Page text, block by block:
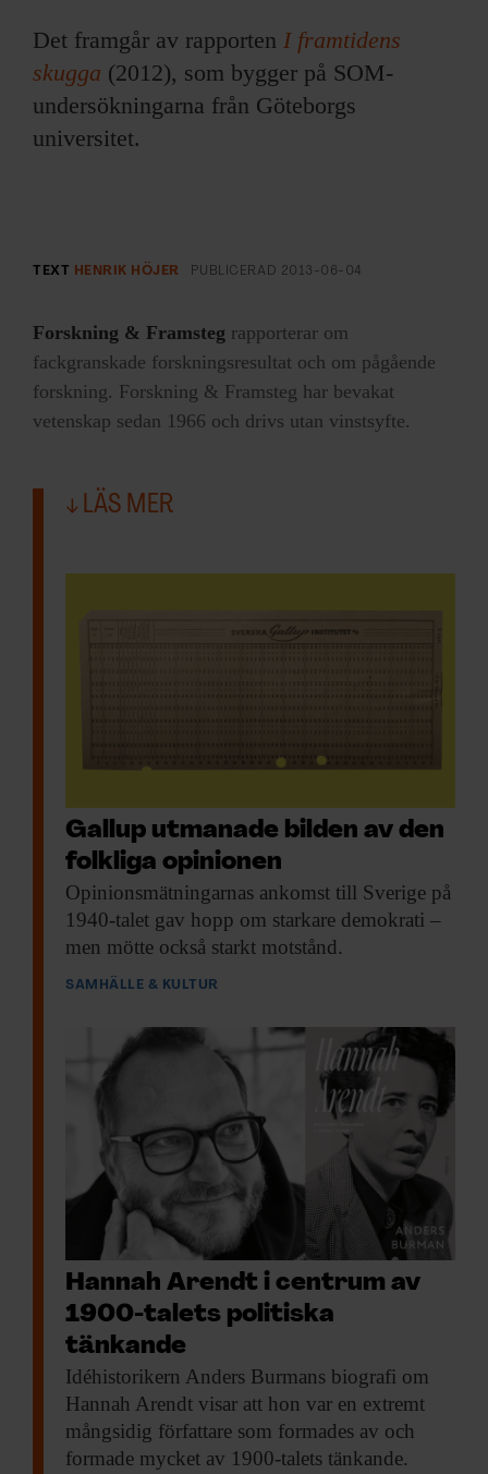
Det framgår av rapporten I framtidens
skugga (2012), som bygger på SOM-
undersökningarna från Göteborgs
universitet.
TEXT HENRIK HÖJER PUBLICERAD 2013-06-04
Forskning & Framsteg rapporterar om
fackgranskade forskningsresultat och om pågående
forskning. Forskning & Framsteg har bevakat
vetenskap sedan 1966 och drivs utan vinstsyfte.
LÄS MER
Gallup utmanade bilden av den
folkliga opinionen
Opinionsmätningarnas ankomst till Sverige på
1940-talet gav hopp om starkare demokrati –
men mötte också starkt motstånd.
SAMHÄLLE & KULTUR
Hannah Arendt i centrum av
1900-talets politiska
tänkande
Idéhistorikern Anders Burmans biografi om
Hannah Arendt visar att hon var en extremt
mångsidig författare som formades av och
formade mycket av 1900-talets tänkande.